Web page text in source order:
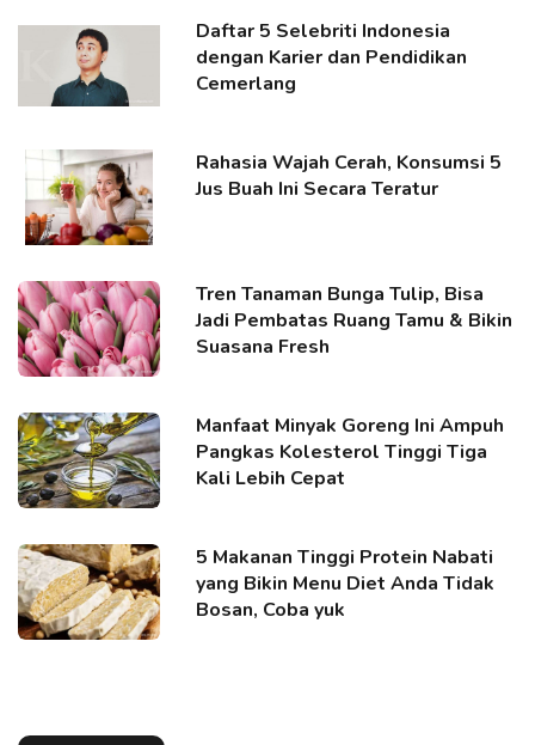
Daftar 5 Selebriti Indonesia
dengan Karier dan Pendidikan
Cemerlang
Rahasia Wajah Cerah, Konsumsi 5
Jus Buah Ini Secara Teratur
Tren Tanaman Bunga Tulip, Bisa
Jadi Pembatas Ruang Tamu & Bikin
Suasana Fresh
Manfaat Minyak Goreng Ini Ampuh
Pangkas Kolesterol Tinggi Tiga
Kali Lebih Cepat
5 Makanan Tinggi Protein Nabati
yang Bikin Menu Diet Anda Tidak
Bosan, Coba yuk